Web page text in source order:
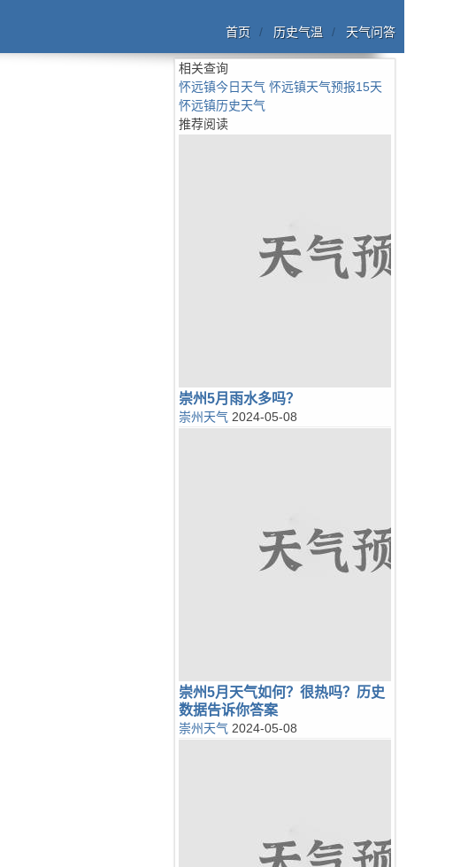
首页 历史气温 天气问答
相关查询
怀远镇今日天气 怀远镇天气预报15天
怀远镇历史天气
推荐阅读
崇州5月雨水多吗？
崇州天气 2024-05-08
崇州5月天气如何？很热吗？历史
数据告诉你答案
崇州天气 2024-05-08